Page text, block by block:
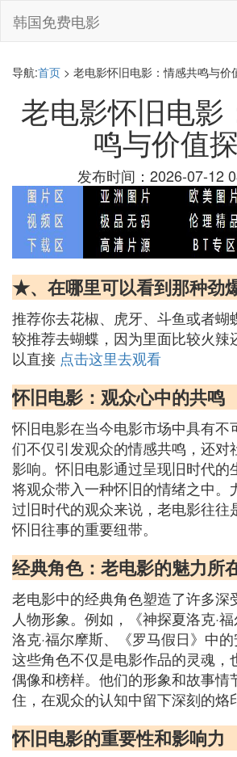
韩国免费电影
导航:首页 > 老电影怀旧电影：情感共鸣与价
老电影怀旧电影
鸣与价值
发布时间：2026-07-12
★、在哪里可以看到那种劲
推荐你去花椒、虎牙、斗鱼或者蝴
较推荐去蝴蝶，因为里面比较火辣
以直接 点击这里去观看
怀旧电影：观众心中的共鸣
怀旧电影在当今电影市场中具有不
们不仅引发观众的情感共鸣，还对
影响。怀旧电影通过呈现旧时代的
将观众带入一种怀旧的情绪之中。
过旧时代的观众来说，老电影往往
怀旧往事的重要纽带。
经典角色：老电影的魅力所
老电影中的经典角色塑造了许多深
人物形象。例如，《神探夏洛克·
洛克·福尔摩斯、《罗马假日》中的
这些角色不仅是电影作品的灵魂，
偶像和榜样。他们的形象和故事情
住，在观众的认知中留下深刻的烙
怀旧电影的重要性和影响力